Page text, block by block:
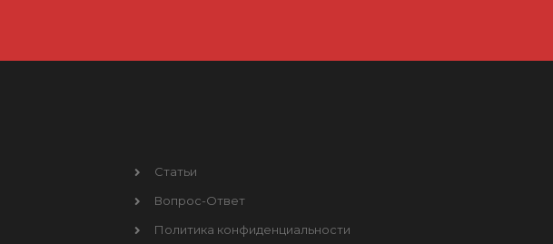
Статьи
Вопрос-Ответ
Политика конфиденциальности